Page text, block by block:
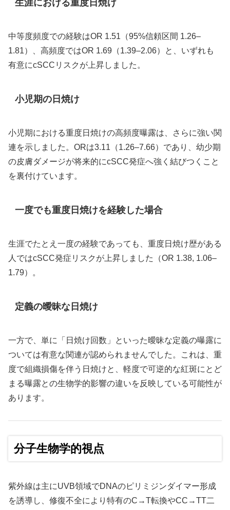
生涯における重度日焼け
中等度頻度での経験はOR 1.51（95%信頼区間 1.26–
1.81）、高頻度ではOR 1.69（1.39–2.06）と、いずれも
有意にcSCCリスクが上昇しました。
小児期の日焼け
小児期における重度日焼けの高頻度曝露は、さらに強い関
連を示しました。ORは3.11（1.26–7.66）であり、幼少期
の皮膚ダメージが将来的にcSCC発症へ強く結びつくこと
を裏付けています。
一度でも重度日焼けを経験した場合
生涯でたとえ一度の経験であっても、重度日焼け歴がある
人ではcSCC発症リスクが上昇しました（OR 1.38, 1.06–
1.79）。
定義の曖昧な日焼け
一方で、単に「日焼け回数」といった曖昧な定義の曝露に
ついては有意な関連が認められませんでした。これは、重
度で組織損傷を伴う日焼けと、軽度で可逆的な紅斑にとど
まる曝露との生物学的影響の違いを反映している可能性が
あります。
分子生物学的視点
紫外線は主にUVB領域でDNAのピリミジンダイマー形成
を誘導し、修復不全により特有のC→T転換やCC→TT二